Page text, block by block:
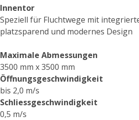
Innentor
Speziell für Fluchtwege mit
platzsparend und modernes Design
Maximale Abmessungen
3500 mm x 3500 mm
Öffnungsgeschwindigkeit
bis 2,0 m/s
Schliessgeschwindigkeit
0,5 m/s